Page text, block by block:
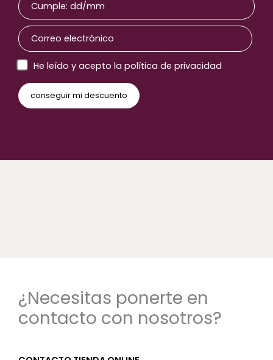
He leído y acepto la política de privacidad
¿Necesitas ponerte en
contacto con nosotros?